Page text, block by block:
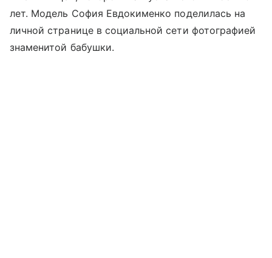
лет. Модель София Евдокименко поделилась на
личной странице в социальной сети фотографией
знаменитой бабушки.